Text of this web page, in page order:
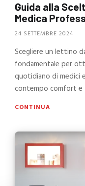
Guida alla
Medica
24 SETTEMBRE 2024
Scegliere un lettino
fondamentale per
quotidiano di medici
contempo comfort
CONTINUA